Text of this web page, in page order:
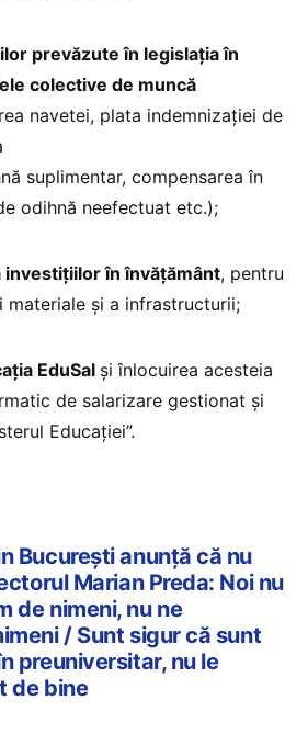
prevăzute în legislația în
colective de muncă
navetei, plata indemnizației de
suplimentar, compensarea în
odihnă neefectuat etc.);
investițiilor în învățământ, pentru
materiale și a infrastructurii;
EduSal și înlocuirea acesteia
de salarizare gestionat și
Educației”.
București anunță că nu
Marian Preda: Noi nu
de nimeni, nu ne
/ Sunt sigur că sunt
preuniversitar, nu le
de bine